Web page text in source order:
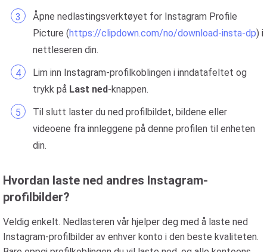
Åpne nedlastingsverktøyet for Instagram Profile
Picture (https://clipdown.com/no/download-insta-dp) i
nettleseren din.
Lim inn Instagram-profilkoblingen i inndatafeltet og
trykk på Last ned-knappen.
Til slutt laster du ned profilbildet, bildene eller
videoene fra innleggene på denne profilen til enheten
din.
Hvordan laste ned andres Instagram-
profilbilder?
Veldig enkelt. Nedlasteren vår hjelper deg med å laste ned
Instagram-profilbilder av enhver konto i den beste kvaliteten.